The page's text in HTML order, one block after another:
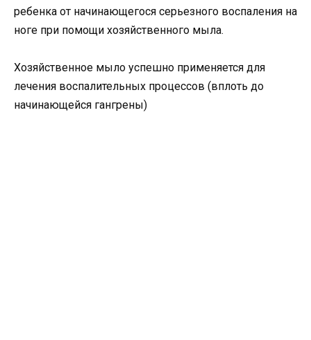
ребенка от начинающегося серьезного воспаления на
ноге при помощи хозяйственного мыла.
Хозяйственное мыло успешно применяется для
лечения воспалительных процессов (вплоть до
начинающейся гангрены)